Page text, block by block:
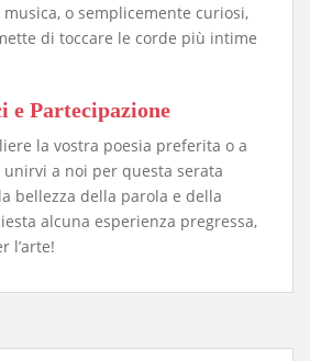
o semplicemente curiosi,
di toccare le corde più intime
e Partecipazione
la vostra poesia preferita o a
unirvi a noi per questa serata
bellezza della parola e della
alcuna esperienza pregressa,
l’arte!